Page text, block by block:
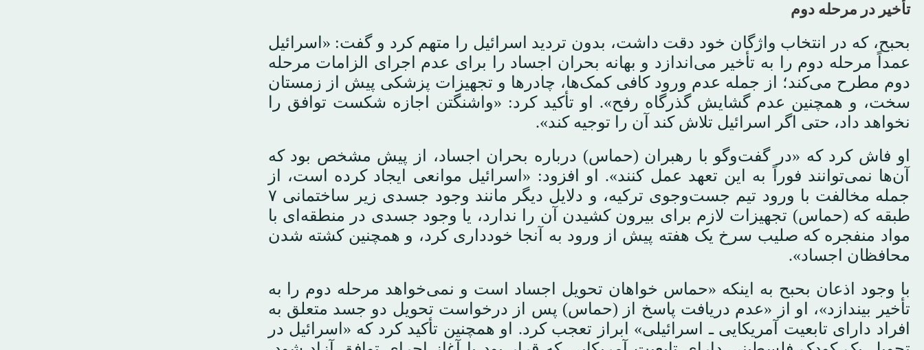
تأخیر در مرحله دوم
بحبح، که در انتخاب واژگان خود دقت داشت، بدون تردید اسرائیل را متهم کرد و گفت: «اسرائیل
عمداً مرحله دوم را به تأخیر می‌اندازد و بهانه بحران اجساد را برای عدم اجرای الزامات مرحله
دوم مطرح می‌کند؛ از جمله عدم ورود کافی کمک‌ها، چادرها و تجهیزات پزشکی پیش از زمستان
سخت، و همچنین عدم گشایش گذرگاه رفح». او تأکید کرد: «واشنگتن اجازه شکست توافق را
نخواهد داد، حتی اگر اسرائیل تلاش کند آن را توجیه کند».
او فاش کرد که «در گفت‌وگو با رهبران (حماس) درباره بحران اجساد، از پیش مشخص بود که
آن‌ها نمی‌توانند فوراً به این تعهد عمل کنند». او افزود: «اسرائیل موانعی ایجاد کرده است، از
جمله مخالفت با ورود تیم جست‌وجوی ترکیه، و دلایل دیگر مانند وجود جسدی زیر ساختمانی ۷
طبقه که (حماس) تجهیزات لازم برای بیرون کشیدن آن را ندارد، یا وجود جسدی در منطقه‌ای با
مواد منفجره که صلیب سرخ یک هفته پیش از ورود به آنجا خودداری کرد، و همچنین کشته شدن
محافظان اجساد».
با وجود اذعان بحبح به اینکه «حماس خواهان تحویل اجساد است و نمی‌خواهد مرحله دوم را به
تأخیر بیندازد»، او از «عدم دریافت پاسخ از (حماس) پس از درخواست تحویل دو جسد متعلق به
افراد دارای تابعیت آمریکایی ـ اسرائیلی» ابراز تعجب کرد. او همچنین تأکید کرد که «اسرائیل در